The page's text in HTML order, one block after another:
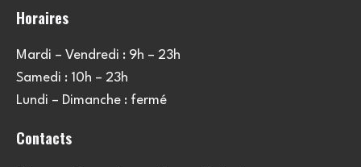
Horaires
Mardi – Vendredi : 9h – 23h
Samedi : 10h – 23h
Lundi – Dimanche : fermé
Contacts